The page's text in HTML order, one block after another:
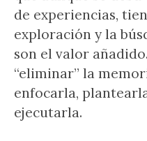
de experiencias,
exploración y la
son el valor
“eliminar” la
enfocarla,
ejecutarla.